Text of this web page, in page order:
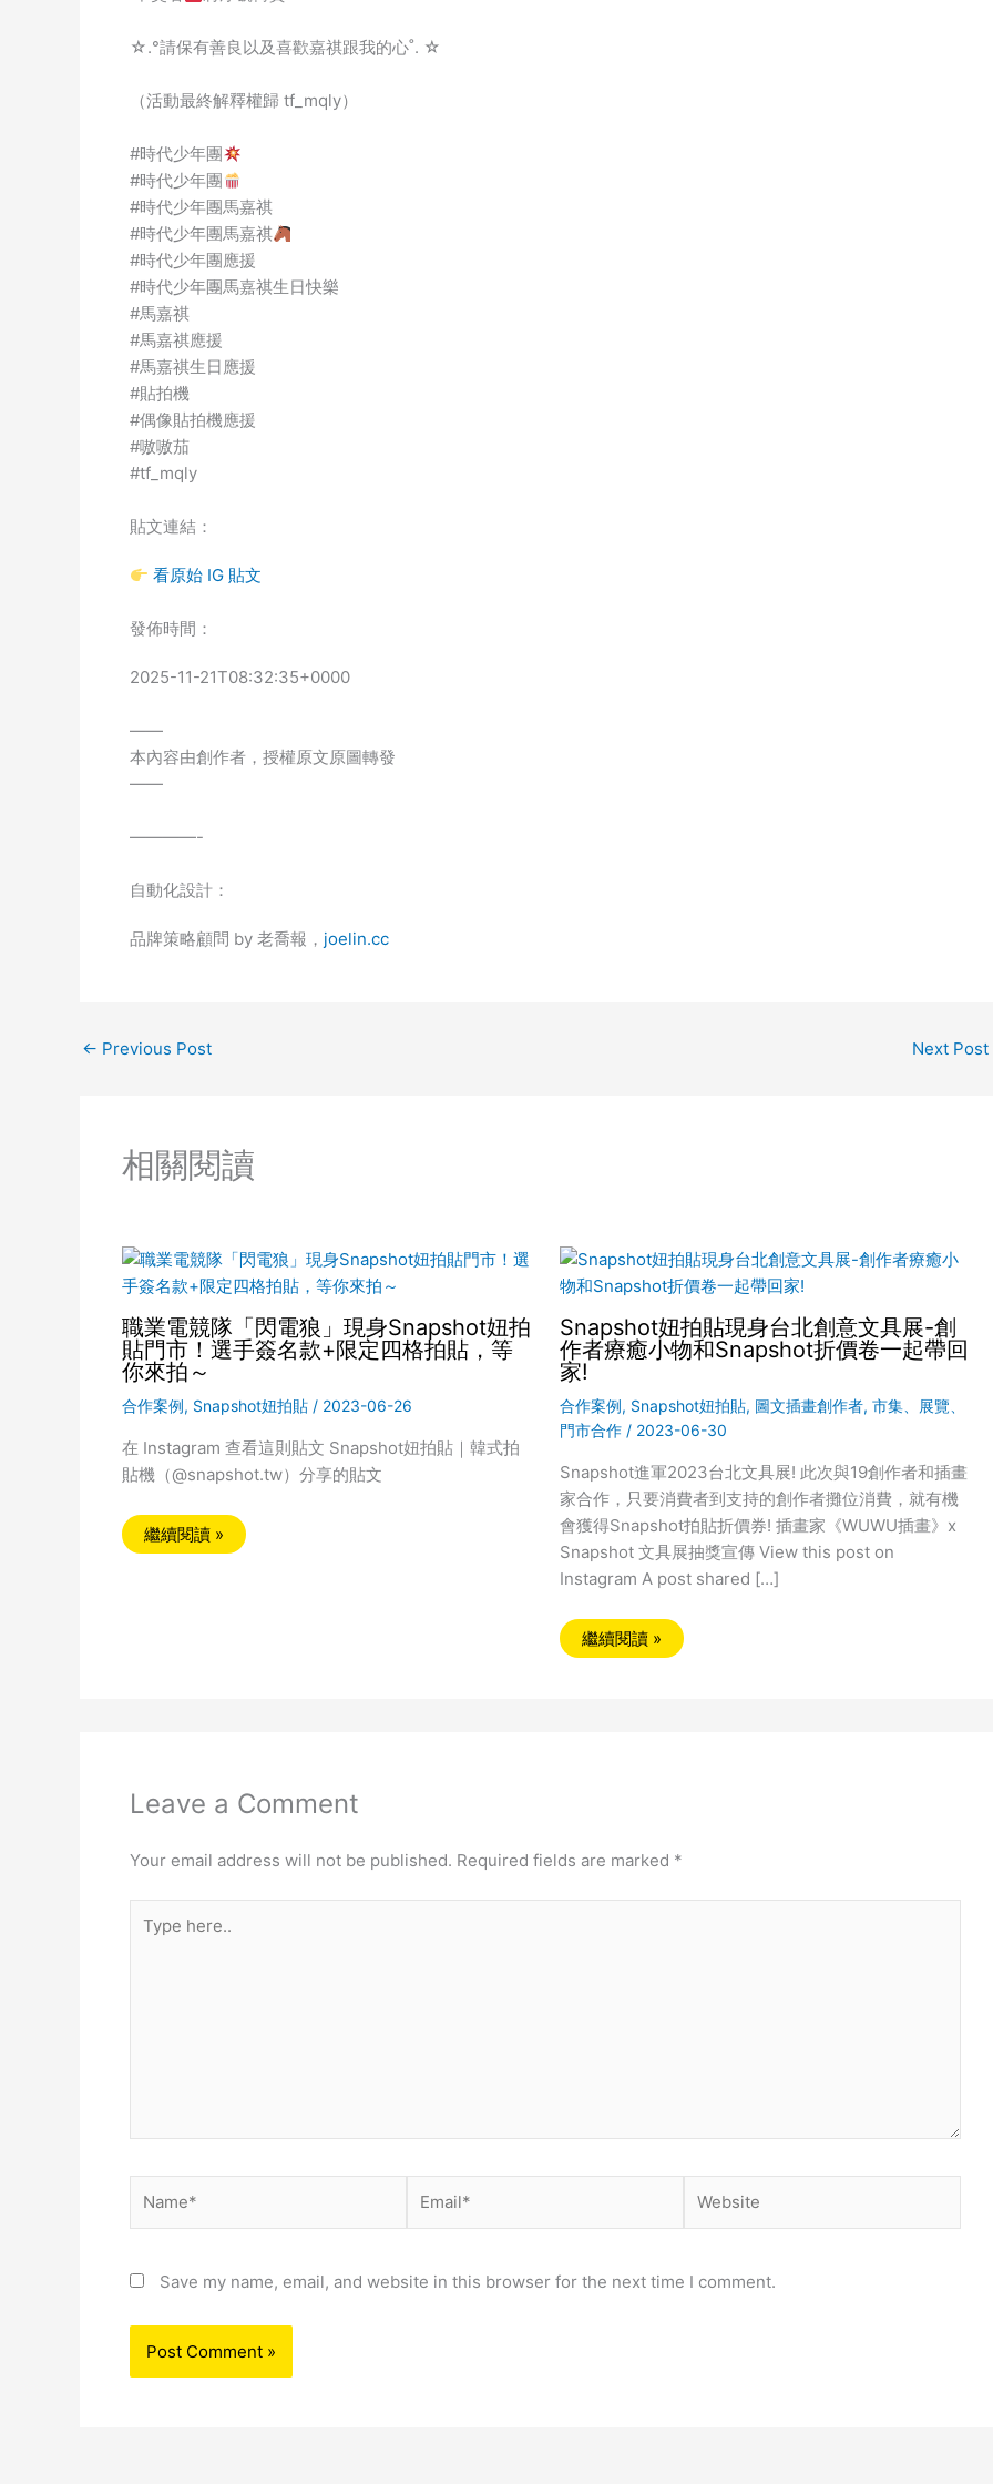
☆.°請保有善良以及喜歡嘉祺跟我的心˚. ☆
（活動最終解釋權歸 tf_mqly）
#時代少年團
#時代少年團
#時代少年團馬嘉祺
#時代少年團馬嘉祺
#時代少年團應援
#時代少年團馬嘉祺生日快樂
#馬嘉祺
#馬嘉祺應援
#馬嘉祺生日應援
#貼拍機
#偶像貼拍機應援
#嗷嗷茄
#tf_mqly
貼文連結：
看原始 IG 貼文
發佈時間：
2025-11-21T08:32:35+0000
——
本內容由創作者，授權原文原圖轉發
——
————-
自動化設計：
品牌策略顧問 by 老喬報， joelin.cc
← Previous Post Next Post
相關閱讀
職業電競隊「閃電狼」現身Snapshot妞拍
貼門市！選手簽名款+限定四格拍貼，等
你來拍～
合作案例, Snapshot妞拍貼/ 2023-06-26
在 Instagram 查看這則貼文 Snapshot妞拍貼｜韓式拍
貼機（@snapshot.tw）分享的貼文
繼續閱讀 »
Snapshot妞拍貼現身台北創意文具展-創
作者療癒小物和Snapshot折價卷一起帶回
家!
合作案例, Snapshot妞拍貼, 圖文插畫創作者, 市集、展覽、
門市合作/ 2023-06-30
Snapshot進軍2023台北文具展! 此次與19創作者和插畫
家合作，只要消費者到支持的創作者攤位消費，就有機
會獲得Snapshot拍貼折價券! 插畫家《WUWU插畫》x
Snapshot 文具展抽獎宣傳 View this post on
Instagram A post shared […]
繼續閱讀 »
Leave a Comment
Your email address will not be published. Required fields are marked *
here..
Save my name, email, and website in this browser for the next time I comment.